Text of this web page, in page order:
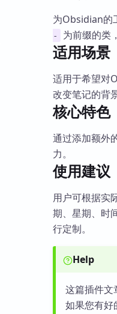
为Obsidian的
-
为前缀的类
适用场景
适用于希望对
改变笔记的背
核心特色
通过添加额外
力。
使用建议
用户可根据实
期、星期、时
行定制。
Help
这篇插件文
如果您有好